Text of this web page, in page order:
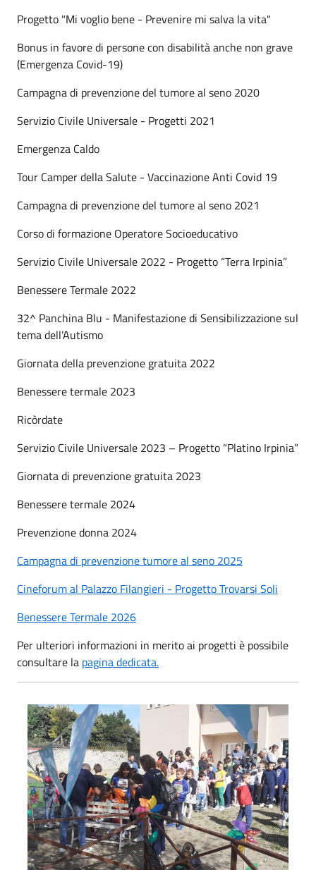
Progetto "Mi voglio bene - Prevenire mi salva la vita"
Bonus in favore di persone con disabilità anche non grave
(Emergenza Covid-19)
Campagna di prevenzione del tumore al seno 2020
Servizio Civile Universale - Progetti 2021
Emergenza Caldo
Tour Camper della Salute - Vaccinazione Anti Covid 19
Campagna di prevenzione del tumore al seno 2021
Corso di formazione Operatore Socioeducativo
Servizio Civile Universale 2022 - Progetto “Terra Irpinia”
Benessere Termale 2022
32^ Panchina Blu - Manifestazione di Sensibilizzazione sul
tema dell’Autismo
Giornata della prevenzione gratuita 2022
Benessere termale 2023
Ricòrdate
Servizio Civile Universale 2023 – Progetto “Platino Irpinia”
Giornata di prevenzione gratuita 2023
Benessere termale 2024
Prevenzione donna 2024
Campagna di prevenzione tumore al seno 2025
Cineforum al Palazzo Filangieri - Progetto Trovarsi Soli
Benessere Termale 2026
Per ulteriori informazioni in merito ai progetti è possibile
consultare la pagina dedicata.
Panchina blu a Lapio 29 settembre 2022